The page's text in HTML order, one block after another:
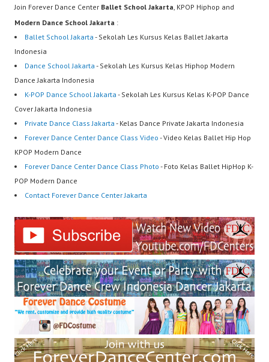
Join Forever Dance Center Ballet School Jakarta, KPOP Hiphop and
Modern Dance School Jakarta :
Ballet School Jakarta - Sekolah Les Kursus Kelas Ballet Jakarta
Indonesia
Dance School Jakarta - Sekolah Les Kursus Kelas Hiphop Modern
Dance Jakarta Indonesia
K-POP Dance School Jakarta - Sekolah Les Kursus Kelas K-POP Dance
Cover Jakarta Indonesia
Private Dance Class Jakarta - Kelas Dance Private Jakarta Indonesia
Forever Dance Center Dance Class Video - Video Kelas Ballet Hip Hop
KPOP Modern Dance
Forever Dance Center Dance Class Photo - Foto Kelas Ballet HipHop K-
POP Modern Dance
Contact Forever Dance Center Jakarta